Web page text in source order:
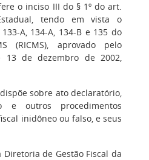
o inciso III do § 1º do art.
tendo em vista o
A, 134-A, 134-B e 135 do
(RICMS), aprovado pelo
13 de dezembro de 2002,
sobre ato declaratório,
e outros procedimentos
inidôneo ou falso, e seus
de Gestão Fiscal da